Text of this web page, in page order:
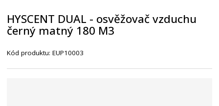
t
r
n
HYSCENT DUAL - osvěžovač vzduchu
černý matný 180 M3
Kód produktu:EUP10003